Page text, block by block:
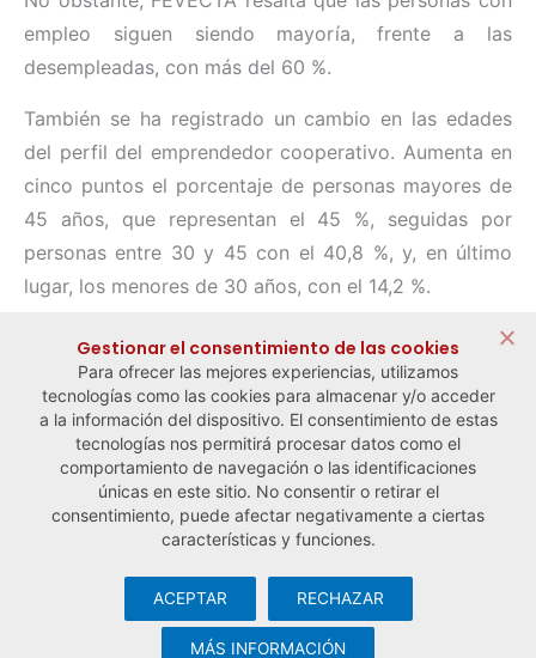
empleo siguen siendo mayoría, frente a las
desempleadas, con más del 60 %.
También se ha registrado un cambio en las edades
del perfil del emprendedor cooperativo. Aumenta en
cinco puntos el porcentaje de personas mayores de
45 años, que representan el 45 %, seguidas por
personas entre 30 y 45 con el 40,8 %, y, en último
lugar, los menores de 30 años, con el 14,2 %.
← Noticia anterior Noticia siguiente →
© Observatorio Español de la Economía Social y del Trabajo
Aviso legal y política de privacidad
cookies· Desarrollo web:Visualco
Gestionar el consentimiento de las cookies
Para ofrecer las mejores experiencias, utilizamos
tecnologías como las cookies para almacenar y/o acceder
a la información del dispositivo. El consentimiento de estas
tecnologías nos permitirá procesar datos como el
comportamiento de navegación o las identificaciones
únicas en este sitio. No consentir o retirar el
consentimiento, puede afectar negativamente a ciertas
características y funciones.
ACEPTAR RECHAZAR
MÁS INFORMACIÓN